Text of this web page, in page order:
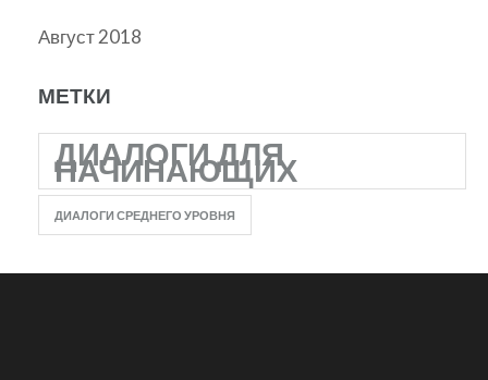
Август 2018
МЕТКИ
ДИАЛОГИ ДЛЯ
НАЧИНАЮЩИХ
ДИАЛОГИ СРЕДНЕГО УРОВНЯ